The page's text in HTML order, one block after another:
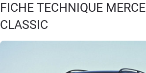
FICHE TECHNIQUE
CLASSIC